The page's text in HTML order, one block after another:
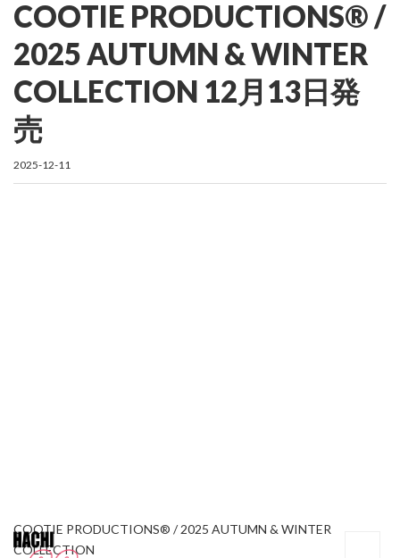
COOTIE PRODUCTIONS® /
2025 AUTUMN & WINTER
COLLECTION 12月13日発
売
2025-12-11
COOTIE PRODUCTIONS® / 2025 AUTUMN & WINTER
COLLECTION